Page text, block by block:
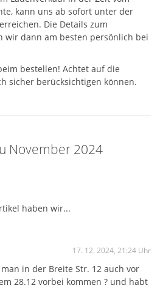
kann uns ab sofort unter der
Die Details zum
wir dann am besten persönlich bei
bestellen! Achtet auf die
sicher berücksichtigen können.
November 2024
haben wir...
17. 12. 2024, 21:24 Uhr
in der Breite Str. 12 auch vor
28.12 vorbei kommen ? und habt